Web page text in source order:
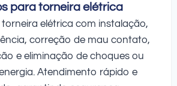
para torneira elétrica
elétrica com instalação,
correção de mau contato,
e eliminação de choques ou
Atendimento rápido e